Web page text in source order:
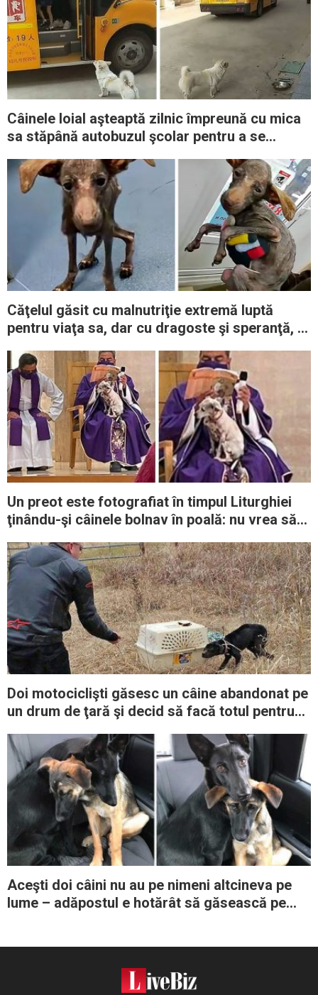
Câinele loial aşteaptă zilnic împreună cu mica
sa stăpână autobuzul şcolar pentru a se
Căţelul găsit cu malnutriţie extremă luptă
pentru viaţa sa, dar cu dragoste şi speranţă, el
Un preot este fotografiat în timpul Liturghiei
ţinându-şi câinele bolnav în poală: nu vrea să-l
Doi motociclişti găsesc un câine abandonat pe
un drum de ţară şi decid să facă totul pentru
Aceşti doi câini nu au pe nimeni altcineva pe
lume – adăpostul e hotărât să găsească pe